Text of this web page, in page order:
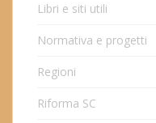
Libri e siti utili
Normativa e progetti
Regioni
Riforma SC